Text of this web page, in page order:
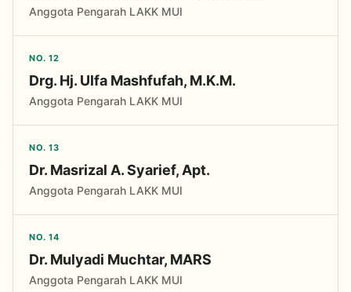
Anggota Pengarah LAKK MUI
NO. 12
Drg. Hj. Ulfa Mashfufah, M.K.M.
Anggota Pengarah LAKK MUI
NO. 13
Dr. Masrizal A. Syarief, Apt.
Anggota Pengarah LAKK MUI
NO. 14
Dr. Mulyadi Muchtar, MARS
Anggota Pengarah LAKK MUI